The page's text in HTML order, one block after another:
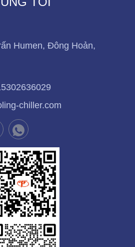
Humen, Đông Hoản,
chiller.com